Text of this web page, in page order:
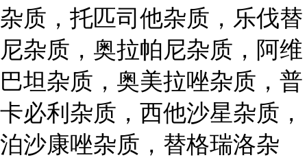
杂质，托匹司他杂质，乐伐替
尼杂质，奥拉帕尼杂质，阿维
巴坦杂质，奥美拉唑杂质，普
卡必利杂质，西他沙星杂质，
泊沙康唑杂质，替格瑞洛杂